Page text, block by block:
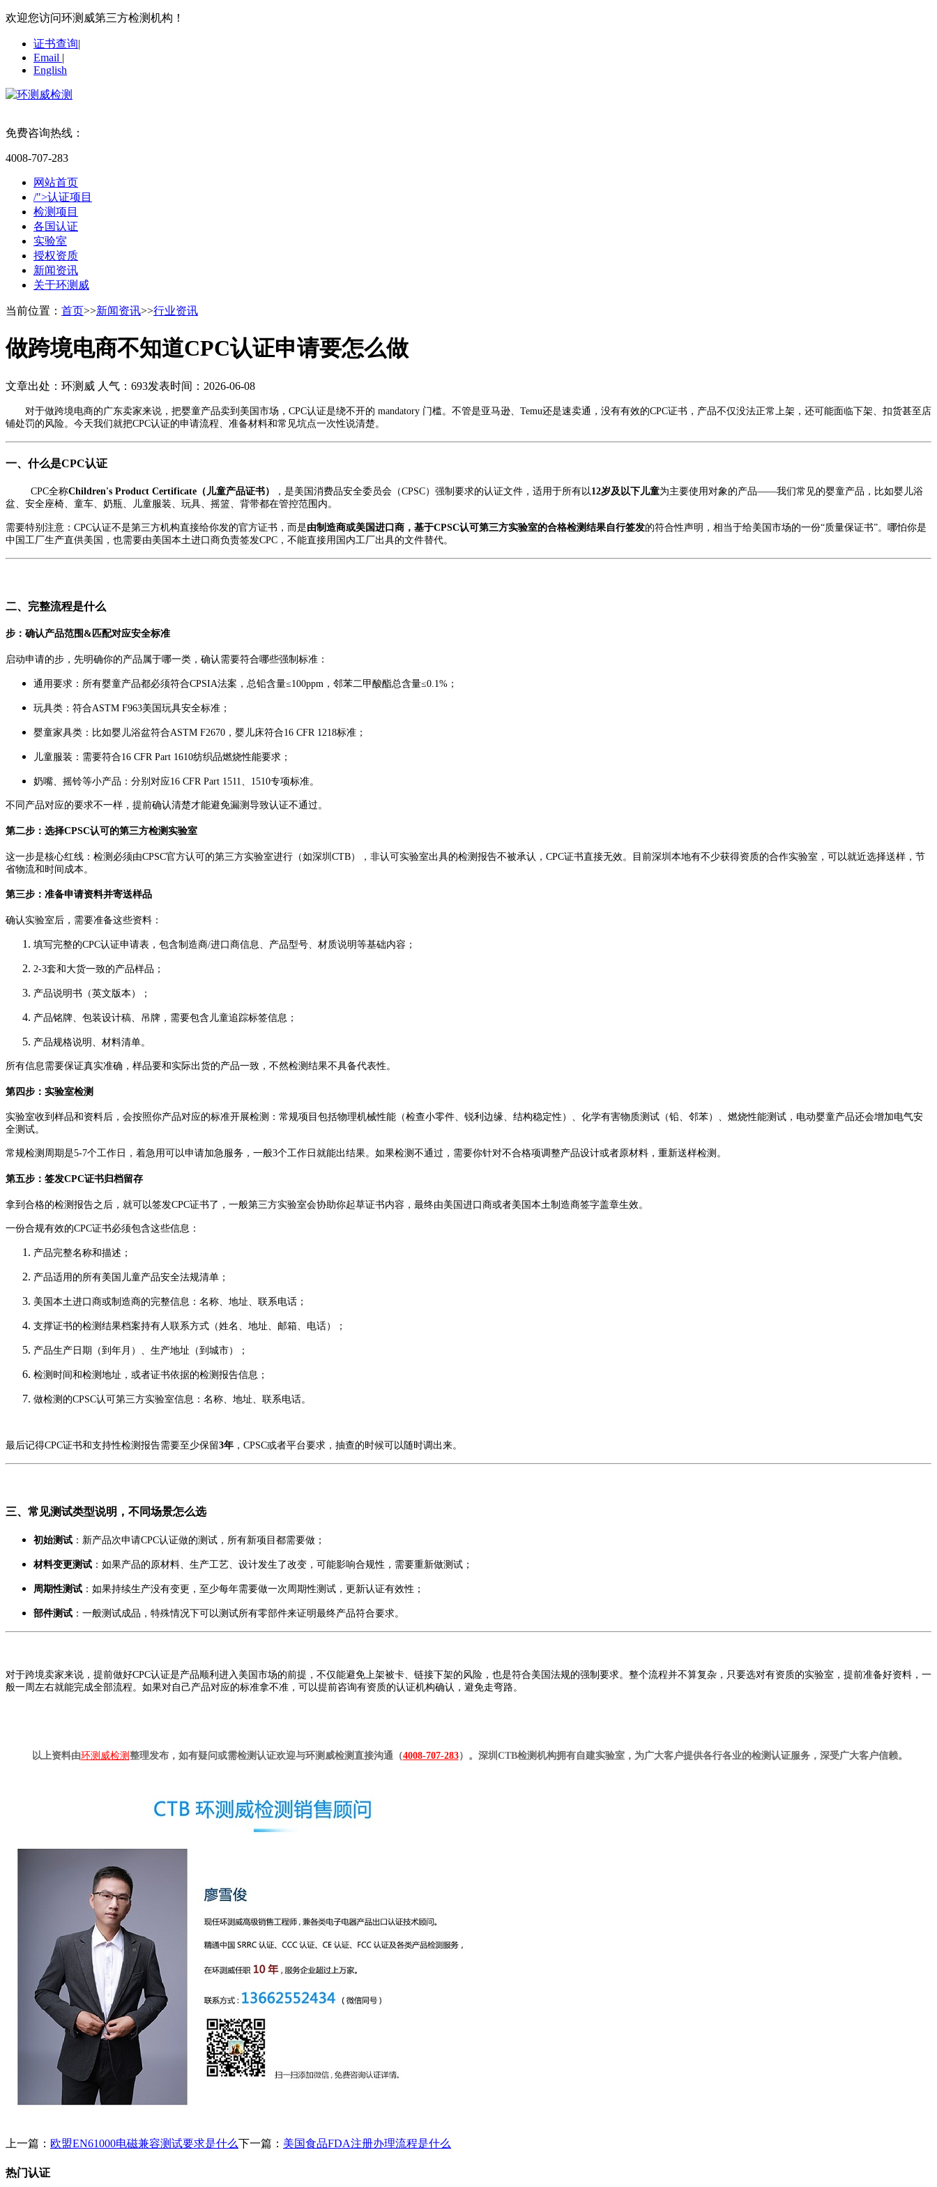
欢迎您访问环测威第三方检测机构！
证书查询|
Email |
English
免费咨询热线：
4008-707-283
网站首页
/">认证项目
检测项目
各国认证
实验室
授权资质
新闻资讯
关于环测威
当前位置： 首页>>新闻资讯>>行业资讯
做跨境电商不知道CPC认证申请要怎么做
文章出处：环测威 人气： 693发表时间：2026-06-08
对于做跨境电商的广东卖家来说，把婴童产品卖到美国市场，CPC认证是绕不开的 mandatory 门槛。不管是亚马逊、Temu还是速卖通，没有有效的CPC证书，产品不仅没法正常上架，还可能面临下架、扣货甚至店
铺处罚的风险。今天我们就把CPC认证的申请流程、准备材料和常见坑点一次性说清楚。
一、什么是CPC认证
CPC全称Children's Product Certificate（儿童产品证书） ，是美国消费品安全委员会（CPSC）强制要求的认证文件，适用于所有以 12岁及以下儿童为主要使用对象的产品——我们常见的婴童产品，比如婴儿浴
盆、安全座椅、童车、奶瓶、儿童服装、玩具、摇篮、背带都在管控范围内。
需要特别注意：CPC认证不是第三方机构直接给你发的官方证书，而是由制造商或美国进口商，基于CPSC认可第三方实验室的合格检测结果自行签发的符合性声明，相当于给美国市场的一份“质量保证书”。哪怕你是
中国工厂生产直供美国，也需要由美国本土进口商负责签发CPC，不能直接用国内工厂出具的文件替代。
二、完整流程是什么
步：确认产品范围&匹配对应安全标准
启动申请的步，先明确你的产品属于哪一类，确认需要符合哪些强制标准：
通用要求：所有婴童产品都必须符合CPSIA法案，总铅含量≤100ppm，邻苯二甲酸酯总含量≤0.1%；
玩具类：符合ASTM F963美国玩具安全标准；
婴童家具类：比如婴儿浴盆符合ASTM F2670，婴儿床符合16 CFR 1218标准；
儿童服装：需要符合16 CFR Part 1610纺织品燃烧性能要求；
奶嘴、摇铃等小产品：分别对应16 CFR Part 1511、1510专项标准。
不同产品对应的要求不一样，提前确认清楚才能避免漏测导致认证不通过。
第二步：选择CPSC认可的第三方检测实验室
这一步是核心红线：检测必须由CPSC官方认可的第三方实验室进行（如深圳CTB），非认可实验室出具的检测报告不被承认，CPC证书直接无效。目前深圳本地有不少获得资质的合作实验室，可以就近选择送样，节
省物流和时间成本。
第三步：准备申请资料并寄送样品
确认实验室后，需要准备这些资料：
填写完整的CPC认证申请表，包含制造商/进口商信息、产品型号、材质说明等基础内容；
2-3套和大货一致的产品样品；
产品说明书（英文版本）；
产品铭牌、包装设计稿、吊牌，需要包含儿童追踪标签信息；
产品规格说明、材料清单。
所有信息需要保证真实准确，样品要和实际出货的产品一致，不然检测结果不具备代表性。
第四步：实验室检测
实验室收到样品和资料后，会按照你产品对应的标准开展检测：常规项目包括物理机械性能（检查小零件、锐利边缘、结构稳定性）、化学有害物质测试（铅、邻苯）、燃烧性能测试，电动婴童产品还会增加电气安
全测试。
常规检测周期是5-7个工作日，着急用可以申请加急服务，一般3个工作日就能出结果。如果检测不通过，需要你针对不合格项调整产品设计或者原材料，重新送样检测。
第五步：签发CPC证书归档留存
拿到合格的检测报告之后，就可以签发CPC证书了，一般第三方实验室会协助你起草证书内容，最终由美国进口商或者美国本土制造商签字盖章生效。
一份合规有效的CPC证书必须包含这些信息：
产品完整名称和描述；
产品适用的所有美国儿童产品安全法规清单；
美国本土进口商或制造商的完整信息：名称、地址、联系电话；
支撑证书的检测结果档案持有人联系方式（姓名、地址、邮箱、电话）；
产品生产日期（到年月）、生产地址（到城市）；
检测时间和检测地址，或者证书依据的检测报告信息；
做检测的CPSC认可第三方实验室信息：名称、地址、联系电话。
最后记得CPC证书和支持性检测报告需要至少保留3年 ，CPSC或者平台要求，抽查的时候可以随时调出来。
三、常见测试类型说明，不同场景怎么选
初始测试 ：新产品次申请CPC认证做的测试，所有新项目都需要做；
材料变更测试 ：如果产品的原材料、生产工艺、设计发生了改变，可能影响合规性，需要重新做测试；
周期性测试 ：如果持续生产没有变更，至少每年需要做一次周期性测试，更新认证有效性；
部件测试 ：一般测试成品，特殊情况下可以测试所有零部件来证明最终产品符合要求。
对于跨境卖家来说，提前做好CPC认证是产品顺利进入美国市场的前提，不仅能避免上架被卡、链接下架的风险，也是符合美国法规的强制要求。整个流程并不算复杂，只要选对有资质的实验室，提前准备好资料，一
般一周左右就能完成全部流程。如果对自己产品对应的标准拿不准，可以提前咨询有资质的认证机构确认，避免走弯路。
以上资料由环测威检测 整理发布，如有疑问或需检测认证欢迎与环测威检测直接沟通（4008-707-283）。深圳CTB检测机构拥有自建实验室，为广大客户提供各行各业的检测认证服务，深受广大客户信赖。
上一篇： 欧盟EN61000电磁兼容测试要求是什么下一篇： 美国食品FDA注册办理流程是什么
热门认证